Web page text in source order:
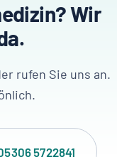
Wir
rufen Sie uns an.
5722841